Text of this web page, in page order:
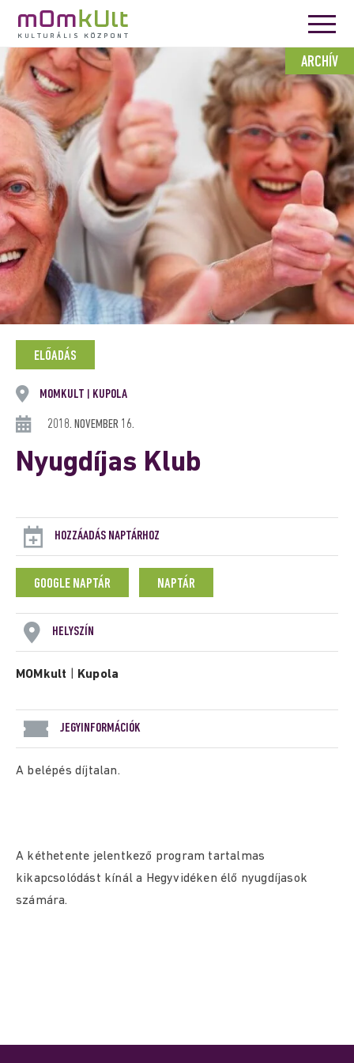
ARCHÍV
ELŐADÁS
MOMKULT KUPOLA
2018. NOVEMBER 16.
Nyugdíjas Klub
HOZZÁADÁS NAPTÁRHOZ
GOOGLE NAPTÁR NAPTÁR
HELYSZÍN
MOMkult Kupola
JEGYINFORMÁCIÓK
A belépés díjtalan.
A kéthetente jelentkező program tartalmas
kikapcsolódást kínál a Hegyvidéken élő nyugdíjasok
számára.